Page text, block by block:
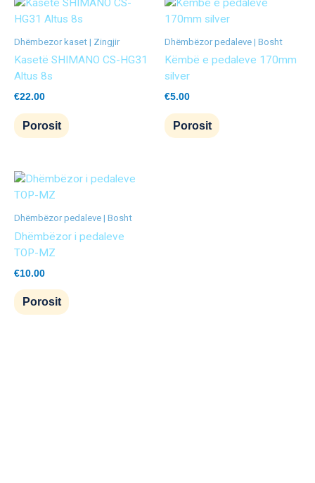
Dhëmbezor kaset | Zingjir
Kasetë SHIMANO CS-HG31
Altus 8s
€22.00
Porosit
Dhëmbëzor pedaleve | Bosht
Këmbë e pedaleve 170mm
silver
€5.00
Porosit
Dhëmbëzor pedaleve | Bosht
Dhëmbëzor i pedaleve
TOP-MZ
€10.00
Porosit